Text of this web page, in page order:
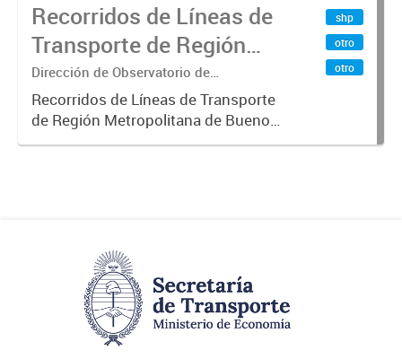
Recorridos de Líneas de
Transporte de Región
Metropolitana de
Buenos Aires (RMBA)
Dirección de Observatorio de
Transporte, Estudio y Sistemas
Recorridos de Líneas de Transporte
de Región Metropolitana de Buenos
Aires (RMBA).-
shp
otro
otro